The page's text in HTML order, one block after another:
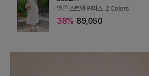
벨른 스트랩 원피스_2 Colors
38% 89,050